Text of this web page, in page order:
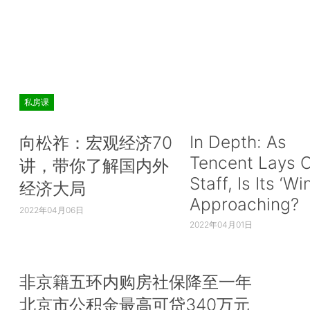
私房课
向松祚：宏观经济70
讲，带你了解国内外
经济大局
2022年04月06日
In Depth: As
Tencent Lays
Staff, Is Its
Approaching?
2022年04月01日
非京籍五环内购房社保降至一年
北京市公积金最高可贷340万元